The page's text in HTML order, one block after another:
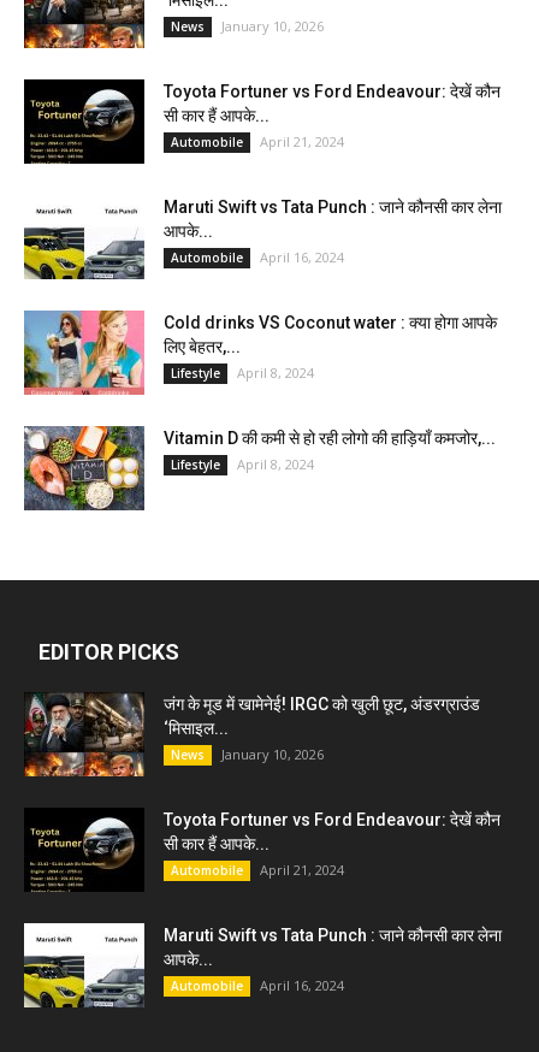
News January 10, 2026
Toyota Fortuner vs Ford Endeavour: देखें कौन
सी कार हैं आपके...
Automobile April 21, 2024
Maruti Swift vs Tata Punch : जाने कौनसी कार लेना
आपके...
Automobile April 16, 2024
Cold drinks VS Coconut water : क्या होगा आपके
लिए बेहतर,...
Lifestyle April 8, 2024
Vitamin D की कमी से हो रही लोगो की हाड़ियाँ कमजोर,...
Lifestyle April 8, 2024
EDITOR PICKS
जंग के मूड में खामेनेई! IRGC को खुली छूट, अंडरग्राउंड
‘मिसाइल...
News January 10, 2026
Toyota Fortuner vs Ford Endeavour: देखें कौन
सी कार हैं आपके...
Automobile April 21, 2024
Maruti Swift vs Tata Punch : जाने कौनसी कार लेना
आपके...
Automobile April 16, 2024